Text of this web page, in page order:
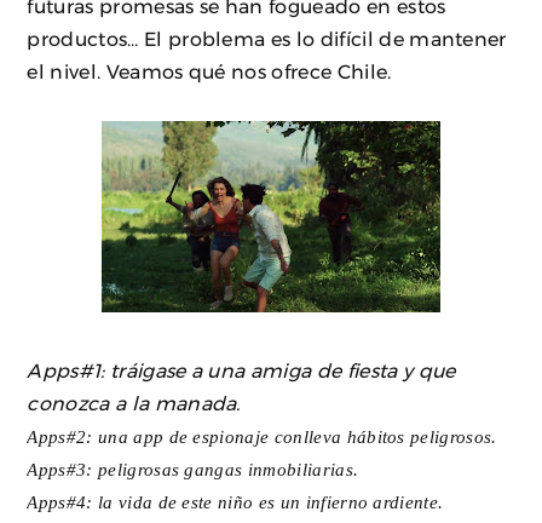
futuras promesas se han fogueado en estos
productos… El problema es lo difícil de mantener
el nivel. Veamos qué nos ofrece Chile.
Apps#1: tráigase a una amiga de fiesta y que
conozca a la manada.
Apps#2: una app de espionaje conlleva hábitos peligrosos.
Apps#3: peligrosas gangas inmobiliarias.
Apps#4: la vida de este niño es un infierno ardiente.